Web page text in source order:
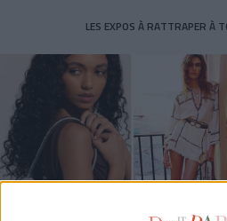
LES EXPOS À RATTRAPER À